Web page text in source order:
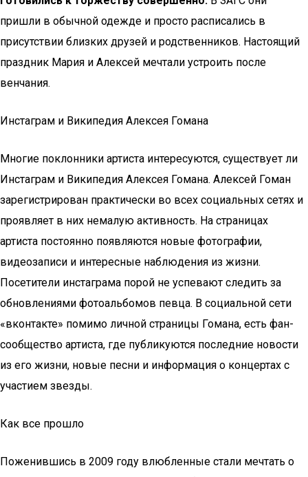
пришли в обычной одежде и просто расписались в
присутствии близких друзей и родственников. Настоящий
праздник Мария и Алексей мечтали устроить после
венчания.
Инстаграм и Википедия Алексея Гомана
Многие поклонники артиста интересуются, существует ли
Инстаграм и Википедия Алексея Гомана. Алексей Гоман
зарегистрирован практически во всех социальных сетях и
проявляет в них немалую активность. На страницах
артиста постоянно появляются новые фотографии,
видеозаписи и интересные наблюдения из жизни.
Посетители инстаграма порой не успевают следить за
обновлениями фотоальбомов певца. В социальной сети
«вконтакте» помимо личной страницы Гомана, есть фан-
сообщество артиста, где публикуются последние новости
из его жизни, новые песни и информация о концертах с
участием звезды.
Как все прошло
Поженившись в 2009 году влюбленные стали мечтать о